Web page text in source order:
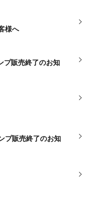
様へ
プ販売終了のお知
プ販売終了のお知